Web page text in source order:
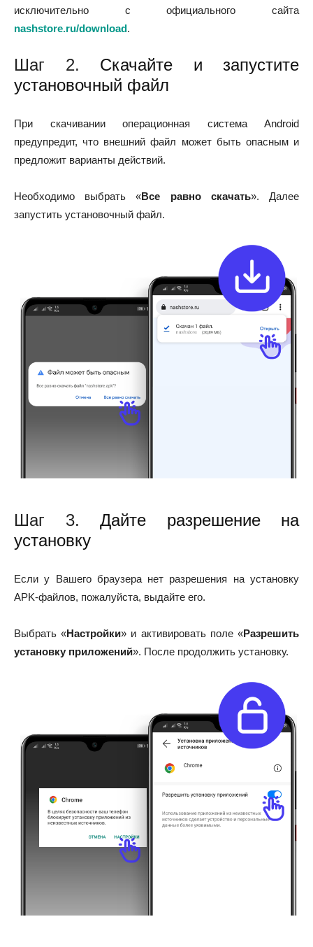
исключительно с официального сайта
nashstore.ru/download.
Шаг 2. Скачайте и запустите
установочный файл
При скачивании операционная система Android
предупредит, что внешний файл может быть опасным и
предложит варианты действий.
Необходимо выбрать «Все равно скачать». Далее
запустить установочный файл.
Шаг 3. Дайте разрешение на
установку
Если у Вашего браузера нет разрешения на установку
APK-файлов, пожалуйста, выдайте его.
Выбрать «Настройки» и активировать поле «Разрешить
установку приложений». После продолжить установку.